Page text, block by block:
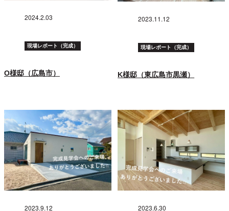
2024.2.03
現場レポート（完成）
O様邸（広島市）
2023.11.12
現場レポート（完成）
K様邸（東広島市黒瀬）
2023.9.12 2023.6.30